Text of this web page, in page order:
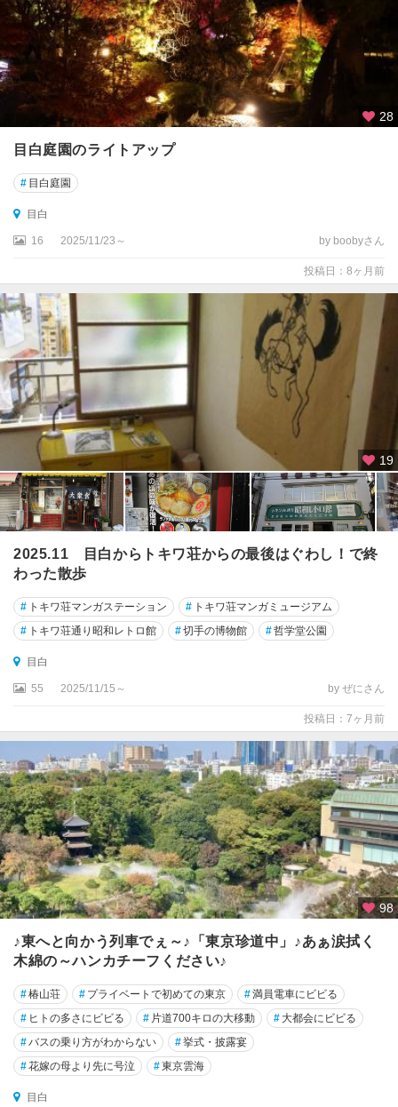
28
目白庭園のライトアップ
# 目白庭園
目白
16 2025/11/23～ by boobyさん
投稿日：8ヶ月前
19
2025.11 目白からトキワ荘からの最後はぐわし！で終
わった散歩
# トキワ荘マンガステーション # トキワ荘マンガミュージアム
# トキワ荘通り昭和レトロ館 #切手の博物館 #哲学堂公園
目白
55 2025/11/15～ by ぜにさん
投稿日：7ヶ月前
98
♪東へと向かう列車でぇ～♪「東京珍道中」♪あぁ涙拭く
木綿の～ハンカチーフください♪
#椿山荘 # プライベートで初めての東京 #満員電車にビビる
# ヒトの多さにビビる # 片道700キロの大移動 # 大都会にビビる
#バスの乗り方がわからない #挙式・披露宴
#花嫁の母より先に号泣 #東京雲海
目白